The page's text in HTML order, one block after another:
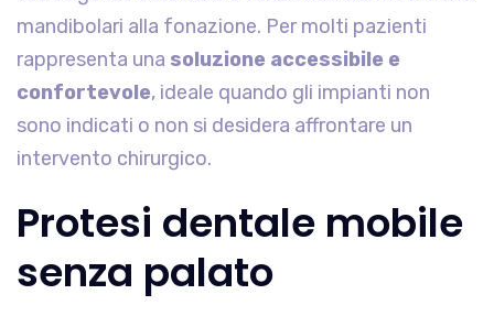
mandibolari alla fonazione. Per molti pazienti
rappresenta una soluzione accessibile e
confortevole, ideale quando gli impianti non
sono indicati o non si desidera affrontare un
intervento chirurgico.
Protesi dentale mobile
senza palato